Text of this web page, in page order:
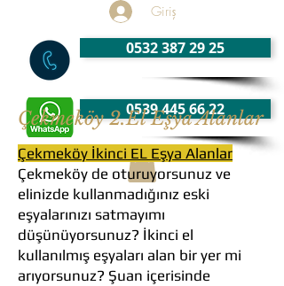
Giriş
0532 387 29 25
0539 445 66 22
Çekmeköy 2.El Eşya Alanlar
Çekmeköy İkinci EL Eşya Alanlar
Çekmeköy de oturuyorsunuz ve
elinizde kullanmadığınız eski
eşyalarınızı satmayımı
düşünüyorsunuz? İkinci el
kullanılmış eşyaları alan bir yer mi
arıyorsunuz? Şuan içerisinde